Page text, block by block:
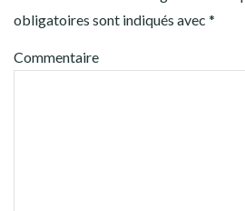
obligatoires sont indiqués avec *
Commentaire